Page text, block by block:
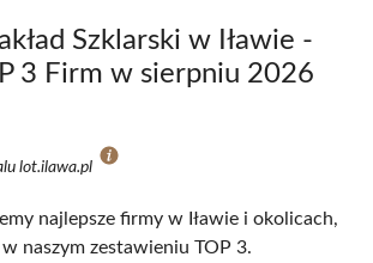
Szklarski w Iławie -
3 Firm w sierpniu 2026
lot.ilawa.pl
najlepsze firmy w Iławie i okolicach,
w naszym zestawieniu TOP 3.